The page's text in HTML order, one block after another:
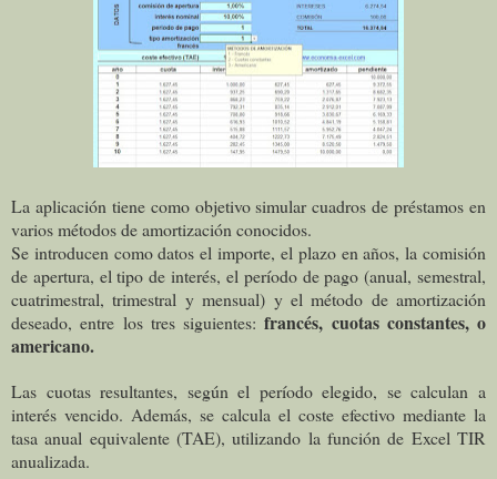
La aplicación tiene como objetivo simular cuadros de préstamos en
varios métodos de amortización conocidos.
Se introducen como datos el importe, el plazo en años, la comisión
de apertura, el tipo de interés, el período de pago (anual, semestral,
cuatrimestral, trimestral y mensual) y el método de amortización
deseado, entre los tres siguientes:francés, cuotas constantes, o
americano.
Las cuotas resultantes, según el período elegido, se calculan a
interés vencido. Además, se calcula el coste efectivo mediante la
tasa anual equivalente (TAE), utilizando la función de Excel TIR
anualizada.